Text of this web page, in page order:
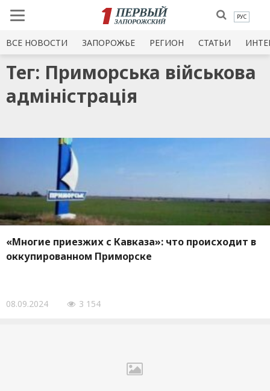
РУС
ВСЕ НОВОСТИ ЗАПОРОЖЬЕ РЕГИОН СТАТЬИ
Тег: Приморська військова
адміністрація
«Многие приезжих с Кавказа»: что происходит в
оккупированном Приморске
08.09.2024 3 154